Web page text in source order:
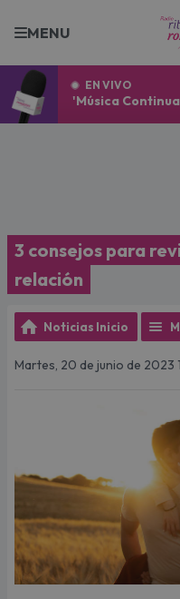
MENU
EN VIVO
'Música
3 consejos para
relación
Noticias Inicio
Martes, 20 de junio de 2023